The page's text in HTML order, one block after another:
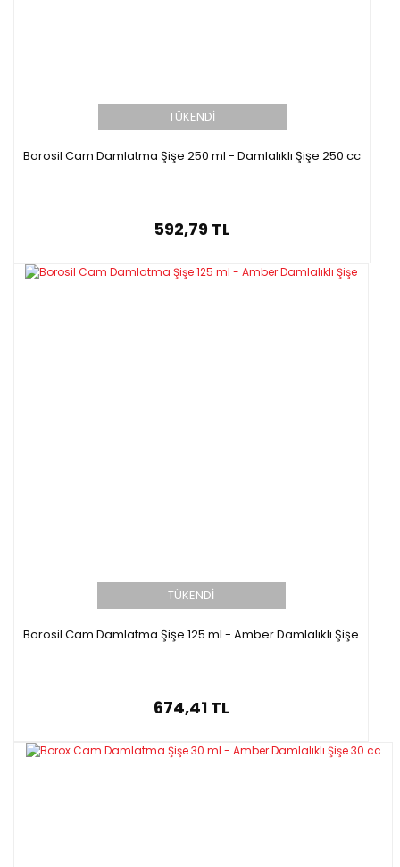
TÜKENDİ
Borosil Cam Damlatma Şişe 250 ml - Damlalıklı Şişe 250 cc
592,79 TL
TÜKENDİ
Borosil Cam Damlatma Şişe 125 ml - Amber Damlalıklı Şişe
674,41 TL